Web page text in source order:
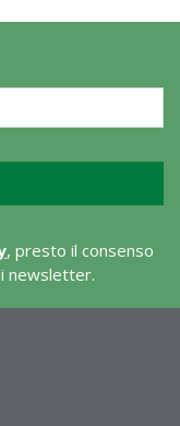
, presto il consenso
newsletter.